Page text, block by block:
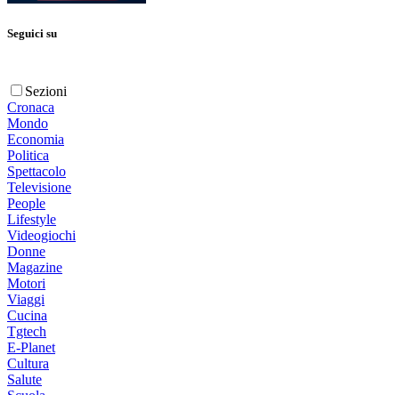
Seguici su
Sezioni
Cronaca
Mondo
Economia
Politica
Spettacolo
Televisione
People
Lifestyle
Videogiochi
Donne
Magazine
Motori
Viaggi
Cucina
Tgtech
E-Planet
Cultura
Salute